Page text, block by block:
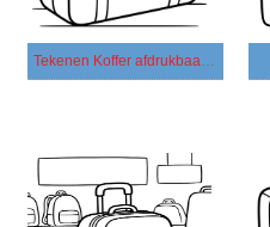
Tekenen Koffer afdrukbaar basis